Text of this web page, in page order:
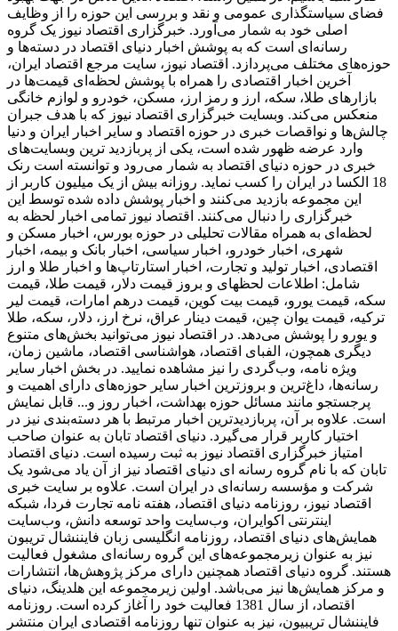
فضای سیاستگذاری عمومی و نقد و بررسی این حوزه را از وظایف
اصلی خود به شمار می‌آورد. خبرگزاری اقتصاد نیوز یک گروه
رسانه‌ای است که به پوشش اخبار دنیای اقتصاد در دسته‌ها و
حوزه‌های مختلف می‌پردازد. اقتصاد نیوز، سایت مرجع اقتصاد ایران،
آخرین اخبار اقتصادی را همراه با پوشش لحظه‌ای قیمت‌ها در
بازارهای طلا، سکه، ارز و رمز ارز، مسکن، خودرو و لوازم خانگی
منعکس می‌کند. وبسایت خبرگزاری اقتصاد نیوز که با هدف جبران
چالش‌ها و نواقصات خبری در حوزه اقتصاد و سایر اخبار ایران و دنیا
وارد عرضه ظهور شده است، یکی از پربازدید ترین وبسایت‌های
خبری در حوزه دنیای اقتصاد به شمار می‌رود و توانسته است رنک
18 الکسا در ایران را کسب نماید. روزانه بیش از یک میلیون کاربر از
این مجموعه بازدید می‌کنند و اخبار پوشش داده شده توسط این
خبرگزاری را دنبال می‌کنند. اقتصاد نیوز تمامی اخبار لحظه به
لحظه‌ای به همراه مقالات تحلیلی در حوزه بورس، اخبار مسکن و
شهری، اخبار خودرو، اخبار سیاسی، اخبار بانک و بیمه، اخبار
اقتصادی، اخبار تولید و تجارت، اخبار استارتاپ‌ها و اخبار طلا و ارز
شامل: اطلاعات لحظهای و بروز قیمت دلار، قیمت طلا، قیمت
سکه، قیمت یورو، قیمت بیت کوین، قیمت درهم امارات، قیمت لیر
ترکیه، قیمت یوان چین، قیمت دینار عراق، نرخ ارز، دلار، سکه، طلا
و یورو را پوشش می‌دهد. در اقتصاد نیوز می‌توانید بخش‌های متنوع
دیگری همچون، الفبای اقتصاد، هواشناسی اقتصاد، ماشین زمان،
ویژه نامه، وب‌گردی را نیز مشاهده نمایید. در بخش اخبار سایر
رسانه‌ها، داغ‌ترین و بروزترین اخبار سایر حوزه‌های دارای اهمیت و
پرجستجو مانند مسائل حوزه بهداشت، اخبار روز و... قابل نمایش
است. علاوه بر آن، پربازدیدترین اخبار مرتبط با هر دسته‌بندی نیز در
اختیار کاربر قرار می‌گیرد. دنیای اقتصاد تابان به عنوان صاحب
امتیاز خبرگزاری اقتصاد نیوز به ثبت رسیده است. دنیای اقتصاد
تابان که با نام گروه رسانه ای دنیای اقتصاد نیز از آن یاد می‌شود یک
شرکت و مؤسسه رسانه‌ای در ایران است. علاوه بر سایت خبری
اقتصاد نیوز، روزنامه دنیای اقتصاد، هفته ‌نامه تجارت فردا، شبکه
اینترنتی اکوایران، وب‌سایت واحد توسعه دانش، وب‌سایت
همایش‌های دنیای اقتصاد، روزنامه انگلیسی ‌زبان فایننشال تریبون
نیز به عنوان زیرمجموعه‌های این گروه رسانه‌ای مشغول فعالیت
هستند. گروه دنیای اقتصاد همچنین دارای مرکز پژوهش‌ها، انتشارات
و مرکز همایش‌ها نیز می‌باشد. اولین زیرمجموعه این هلدینگ، دنیای
اقتصاد، از سال 1381 فعالیت خود را آغاز کرده است. روزنامه
فایننشال تریبیون، نیز به عنوان تنها روزنامه اقتصادی ایران منتشر